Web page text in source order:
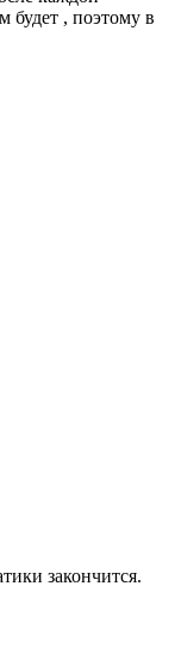
будет , поэтому в
закончится.